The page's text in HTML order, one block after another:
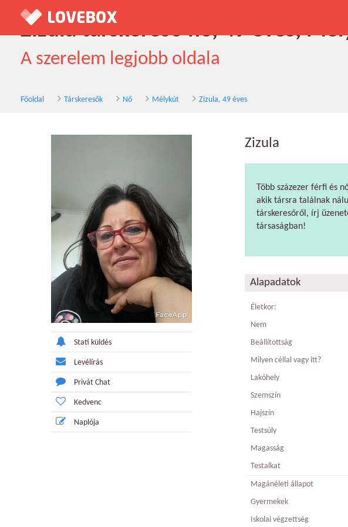
Zizula társkereső nő, 49 éves,
A szerelem legjobb oldala
Főoldal Társkeresők Nő Mélykút Zizula, 49 éves
Stati küldés
Levélírás
Privát Chat
Kedvenc
Naplója
Zizula
Több százezer férfi és
akik társra találnak
társkeresőről, írj
társaságban!
Alapadatok
Életkor:
Nem
Beállítottság
Milyen céllal vagy itt?
Lakóhely
Szemszín
Hajszín
Testsúly
Magasság
Testalkat
Magánéleti állapot
Gyermekek
Iskolai végzettség